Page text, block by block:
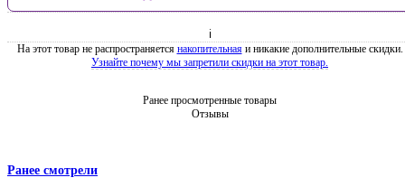
ℹ
На этот товар не распространяется накопительнаяи никакие дополнительные скидки.
Узнайте почему мы запретили скидки на этот товар.
Ранее просмотренные товары
Отзывы
Ранее смотрели